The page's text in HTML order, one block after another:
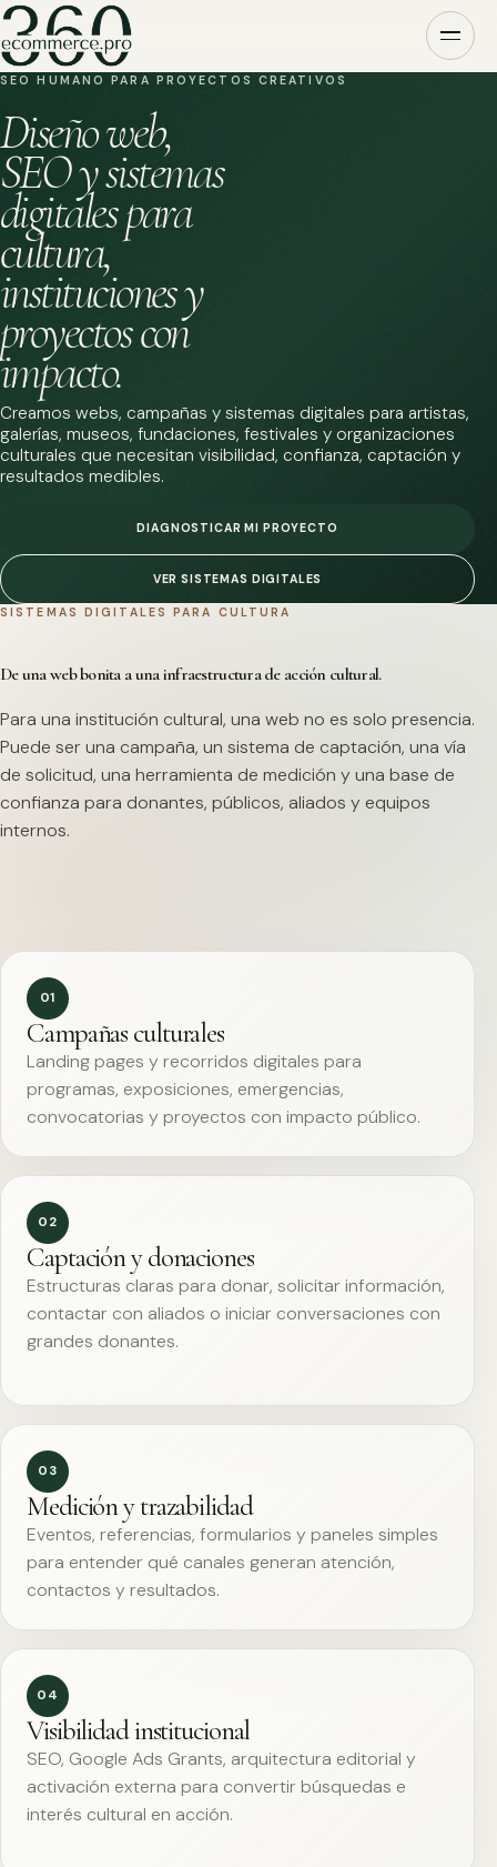
SEO HUMANO PARA PROYECTOS CREATIVOS
Diseño web,
SEO y sistemas
digitales para
cultura,
instituciones y
proyectos con
impacto.
Creamos webs, campañas y sistemas digitales para artistas,
galerías, museos, fundaciones, festivales y organizaciones
culturales que necesitan visibilidad, confianza, captación y
resultados medibles.
DIAGNOSTICAR MI PROYECTO
VER SISTEMAS DIGITALES
SISTEMAS DIGITALES PARA CULTURA
De una web bonita a una infraestructura de acción cultural.
Para una institución cultural, una web no es solo presencia.
Puede ser una campaña, un sistema de captación, una vía
de solicitud, una herramienta de medición y una base de
confianza para donantes, públicos, aliados y equipos
internos.
01
Campañas culturales
Landing pages y recorridos digitales para
programas, exposiciones, emergencias,
convocatorias y proyectos con impacto público.
02
Captación y donaciones
Estructuras claras para donar, solicitar información,
contactar con aliados o iniciar conversaciones con
grandes donantes.
03
Medición y trazabilidad
Eventos, referencias, formularios y paneles simples
para entender qué canales generan atención,
contactos y resultados.
04
Visibilidad institucional
SEO, Google Ads Grants, arquitectura editorial y
activación externa para convertir búsquedas e
interés cultural en acción.